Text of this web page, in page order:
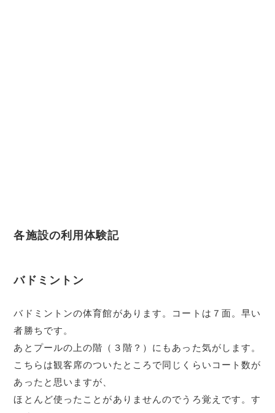
各施設の利用体験記
バドミントン
バドミントンの体育館があります。コートは７面。早い
者勝ちです。
あとプールの上の階（３階？）にもあった気がします。
こちらは観客席のついたところで同じくらいコート数が
あったと思いますが、
ほとんど使ったことがありませんのでうろ覚えです。す